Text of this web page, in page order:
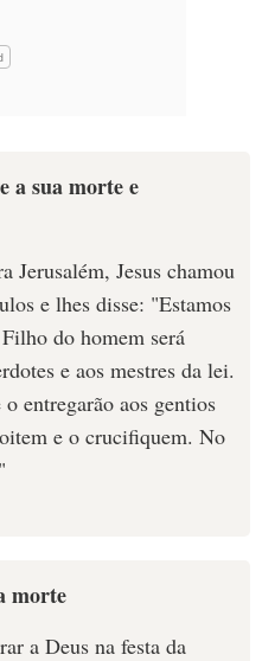
a sua morte e
Jerusalém, Jesus chamou
e lhes disse: "Estamos
do homem será
e aos mestres da lei.
entregarão aos gentios
e o crucifiquem. No
morte
a Deus na festa da